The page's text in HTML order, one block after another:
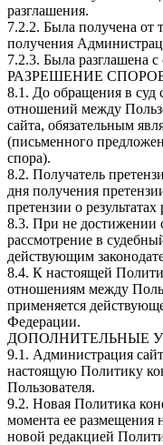
разглашения.
7.2.2. Была получена от
получения
7.2.3. Была разглашена с
РАЗРЕШЕНИЕ
8.1. До обращения в
отношений между
сайта, обязательным
(письменного
спора).
8.2. Получатель
дня получения
претензии о
8.3. При не достижении
рассмотрение в
действующим
8.4. К настоящей
отношениям между
применяется
Федерации.
ДОПОЛНИТЕЛЬНЫЕ
9.1. Администрация
настоящую Политику
Пользователя.
9.2. Новая Политика
момента ее размещения
новой редакцией